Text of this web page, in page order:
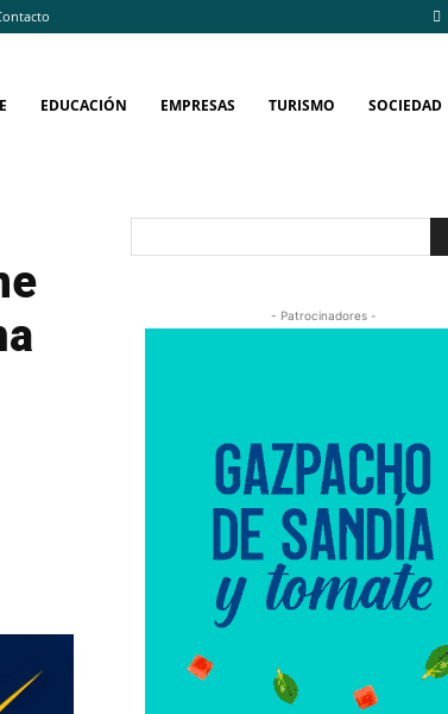
EDUCACIÓN EMPRESAS TURISMO SOCIEDAD
- Patrocinadores -